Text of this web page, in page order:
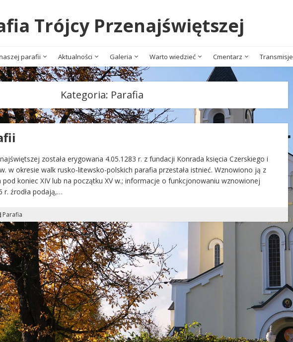
Trójcy Przenajświętszej
parafii Aktualności Galeria Warto wiedzieć Cmentarz Transmisje
Kategoria: Parafia
została erygowana 4.05.1283 r. z fundacji Konrada księcia Czerskiego i
w okresie walk rusko-litewsko-polskich parafia przestała istnieć. Wznowiono ją z
pod koniec XIV lub na początku XV w.; informacje o funkcjonowaniu wznowionej
r. źrodła podają,…
Parafia